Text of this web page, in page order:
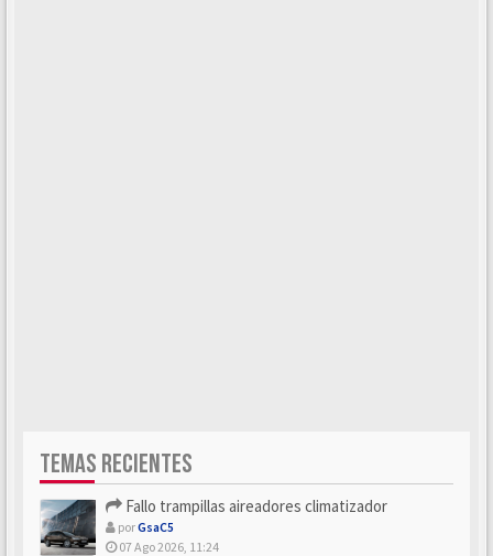
TEMAS RECIENTES
Fallo trampillas aireadores climatizador
porGsaC5
07 Ago 2026, 11:24